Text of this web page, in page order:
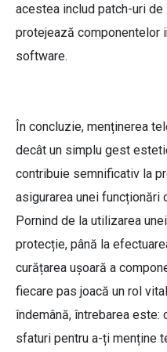
acestea includ patch-uri
protejează componentelor
software.
În concluzie, menținerea
decât un simplu gest
contribuie semnificativ la
asigurarea unei funcționări
Pornind de la utilizarea
protecție, până la
curățarea ușoară a
fiecare pas joacă un rol
îndemână, întrebarea
sfaturi pentru a-ți menține